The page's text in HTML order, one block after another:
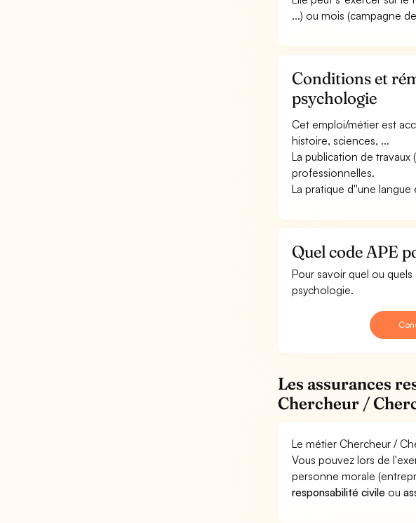
...) ou mois (campagne
Conditions et
psychologie
Cet emploi/métier est
histoire, sciences, ...
La publication de
professionnelles.
La pratique d''une
Quel code APE
Pour savoir quel ou
psychologie.
Les assurances
Chercheur /
Le métier Chercheur /
Vous pouvez lors de
personne morale
responsabilité civile ou